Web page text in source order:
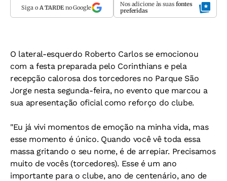
Siga o A TARDEno Google Nos adicione às suas fontes
preferidas
O lateral-esquerdo Roberto Carlos se emocionou
com a festa preparada pelo Corinthians e pela
recepção calorosa dos torcedores no Parque São
Jorge nesta segunda-feira, no evento que marcou a
sua apresentação oficial como reforço do clube.
"Eu já vivi momentos de emoção na minha vida, mas
esse momento é único. Quando você vê toda essa
massa gritando o seu nome, é de arrepiar. Precisamos
muito de vocês (torcedores). Esse é um ano
importante para o clube, ano de centenário, ano de